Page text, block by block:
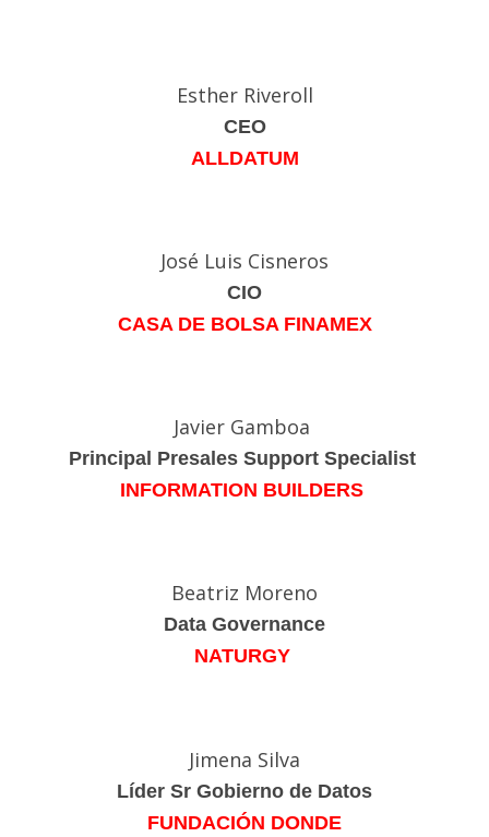
Esther Riveroll
CEO
ALLDATUM
José Luis Cisneros
CIO
CASA DE BOLSA FINAMEX
Javier Gamboa
Principal Presales Support Specialist
INFORMATION BUILDERS
Beatriz Moreno
Data Governance
NATURGY
Jimena Silva
Líder Sr Gobierno de Datos
FUNDACIÓN DONDE